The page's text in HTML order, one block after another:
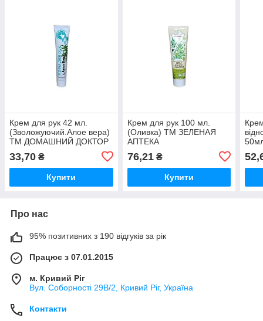
Крем для рук 42 мл.
(Зволожуючий.Алое вера)
ТМ ДОМАШНИЙ ДОКТОР
33,70 ₴
Купити
Крем для рук 100 мл.
(Оливка) ТМ ЗЕЛЕНАЯ
АПТЕКА
76,21₴
Купити
Про нас
95% позитивних з 190 відгуків за рік
Працює з 07.01.2015
м. Кривий Ріг
Вул. Соборності 29В/2, Кривий Ріг, Україна
Контакти